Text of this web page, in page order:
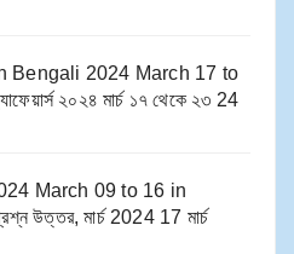
Bengali 2024 March 17 to
২০২৪ মার্চ ১৭ থেকে ২৩ 24
March 09 to 16​ in
উত্তর, মার্চ 2024 17 মার্চ